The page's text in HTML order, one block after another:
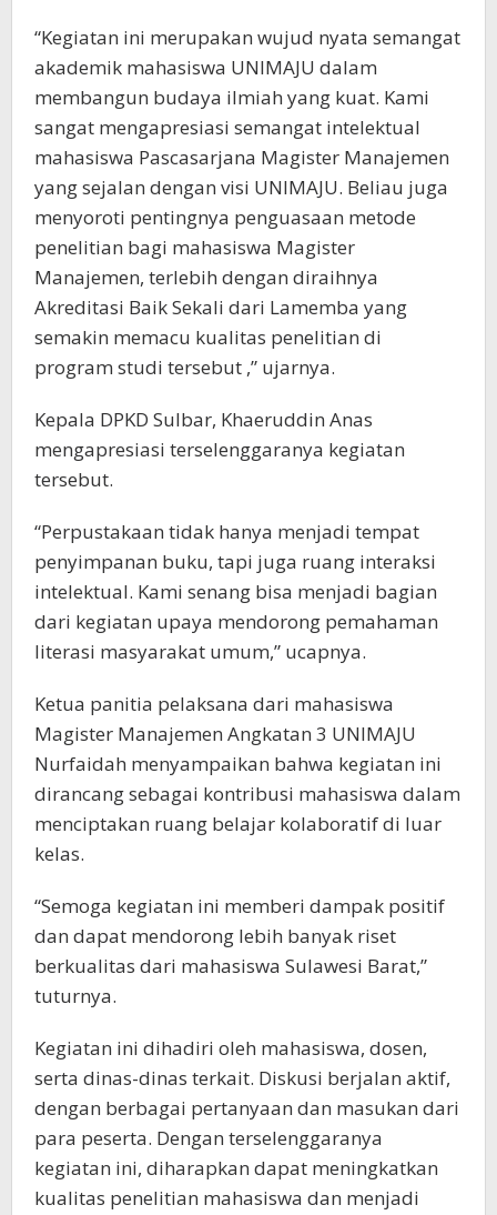
“Kegiatan ini merupakan wujud nyata semangat
akademik mahasiswa UNIMAJU dalam
membangun budaya ilmiah yang kuat. Kami
sangat mengapresiasi semangat intelektual
mahasiswa Pascasarjana Magister Manajemen
yang sejalan dengan visi UNIMAJU. Beliau juga
menyoroti pentingnya penguasaan metode
penelitian bagi mahasiswa Magister
Manajemen, terlebih dengan diraihnya
Akreditasi Baik Sekali dari Lamemba yang
semakin memacu kualitas penelitian di
program studi tersebut ,” ujarnya.
Kepala DPKD Sulbar, Khaeruddin Anas
mengapresiasi terselenggaranya kegiatan
tersebut.
“Perpustakaan tidak hanya menjadi tempat
penyimpanan buku, tapi juga ruang interaksi
intelektual. Kami senang bisa menjadi bagian
dari kegiatan upaya mendorong pemahaman
literasi masyarakat umum,” ucapnya.
Ketua panitia pelaksana dari mahasiswa
Magister Manajemen Angkatan 3 UNIMAJU
Nurfaidah menyampaikan bahwa kegiatan ini
dirancang sebagai kontribusi mahasiswa dalam
menciptakan ruang belajar kolaboratif di luar
kelas.
“Semoga kegiatan ini memberi dampak positif
dan dapat mendorong lebih banyak riset
berkualitas dari mahasiswa Sulawesi Barat,”
tuturnya.
Kegiatan ini dihadiri oleh mahasiswa, dosen,
serta dinas-dinas terkait. Diskusi berjalan aktif,
dengan berbagai pertanyaan dan masukan dari
para peserta. Dengan terselenggaranya
kegiatan ini, diharapkan dapat meningkatkan
kualitas penelitian mahasiswa dan menjadi